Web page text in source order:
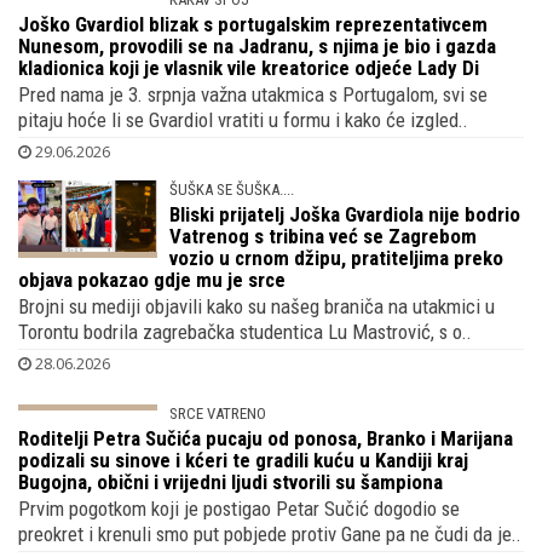
30.06.2026
KAKAV SPOJ
Joško Gvardiol blizak s portugalskim
reprezentativcem Nunesom, provodili se
na Jadranu, s njima je bio i gazda
kladionica koji je vlasnik vile kreatorice odjeće Lady Di
Pred nama je 3. srpnja važna utakmica s Portugalom, svi se
pitaju hoće li se Gvardiol vratiti u formu i kako će izgled..
29.06.2026
ŠUŠKA SE ŠUŠKA....
Bliski prijatelj Joška Gvardiola nije bodrio
Vatrenog s tribina već se Zagrebom
Brojni su mediji objavili kako su našeg braniča na utakmici u
Torontu bodrila zagrebačka studentica Lu Mastrović, s o..
28.06.2026
SRCE VATRENO
Roditelji Petra Sučića pucaju od ponosa,